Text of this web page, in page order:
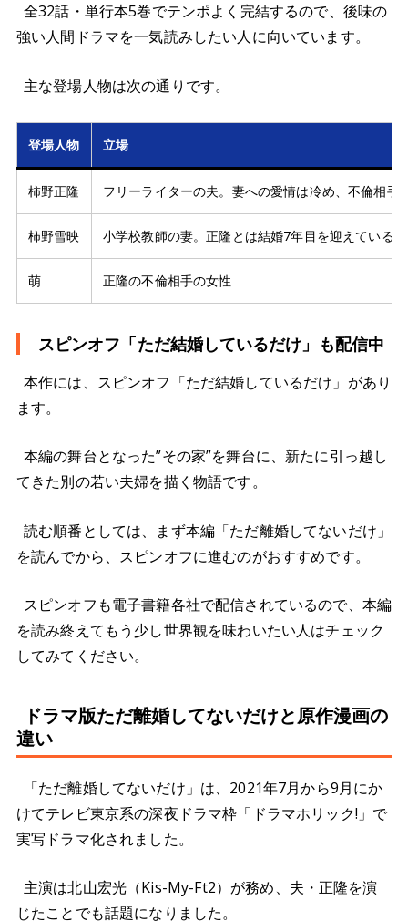
全32話・単行本5巻でテンポよく完結するので、後味の
強い人間ドラマを一気読みしたい人に向いています。
主な登場人物は次の通りです。
登場人物 立場
柿野正隆 フリーライターの夫。妻への愛情は冷め、不倫相手
柿野雪映 小学校教師の妻。正隆とは結婚7年目を迎えている
萌 正隆の不倫相手の女性
スピンオフ「ただ結婚しているだけ」も配信中
本作には、スピンオフ「ただ結婚しているだけ」があり
ます。
本編の舞台となった”その家”を舞台に、新たに引っ越し
てきた別の若い夫婦を描く物語です。
読む順番としては、まず本編「ただ離婚してないだけ」
を読んでから、スピンオフに進むのがおすすめです。
スピンオフも電子書籍各社で配信されているので、本編
を読み終えてもう少し世界観を味わいたい人はチェック
してみてください。
ドラマ版ただ離婚してないだけと原作漫画の
違い
「ただ離婚してないだけ」は、2021年7月から9月にか
けてテレビ東京系の深夜ドラマ枠「ドラマホリック!」で
実写ドラマ化されました。
主演は北山宏光（Kis-My-Ft2）が務め、夫・正隆を演
じたことでも話題になりました。